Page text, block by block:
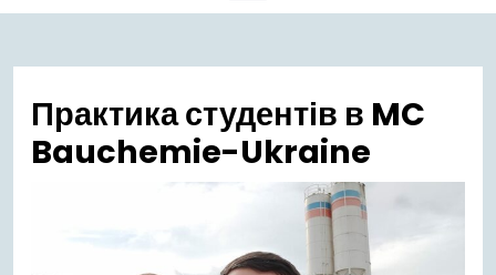
Відкрити
меню
Практика студентів в MC
Bauchemie-Ukraine